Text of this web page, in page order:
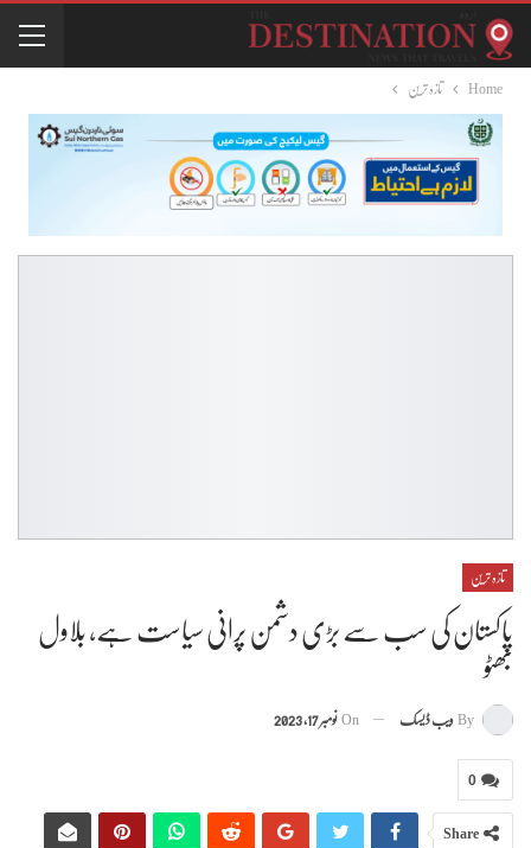
Home تازہ ترین
تازہ ترین
پاکستان کی سب سے بڑی دشمن پرانی سیاست ہے، بلاول
بھٹو
By ویب ڈیسک On نومبر 17, 2023
0
Share